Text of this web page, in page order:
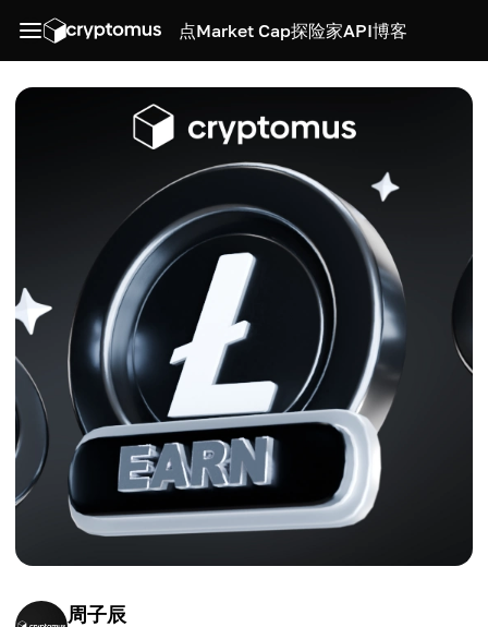
点Market Cap探险家API博客
周子辰